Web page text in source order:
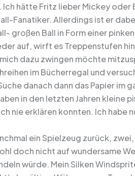
hätte Fritz lieber Mickey oder
Fanatiker. Allerdings ist er
großen Ball in Form einer pinken
auf, wirft es Treppenstufen
dazu zwingen möchte
im Bücherregal und
danach dann das Papier im
in den letzten Jahren kleine
nie erklären konnten. Ich habe
ein Spielzeug zurück,
doch nicht auf wundersame
würde. Mein Silken